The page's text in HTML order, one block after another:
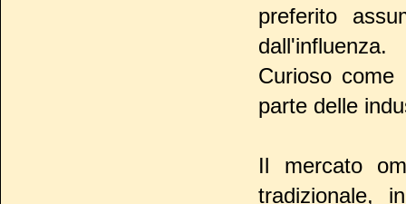
preferito
dall'influenza.
Curioso
parte delle
Il mercato
tradizionale,